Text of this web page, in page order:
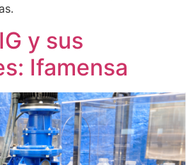
y sus
Ifamensa